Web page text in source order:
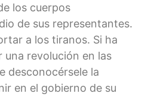
los cuerpos
de sus representantes.
a los tiranos. Si ha
una revolución en las
desconocérsele la
en el gobierno de su